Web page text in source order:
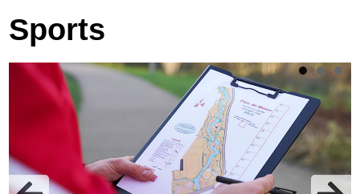
Economie
Services
Contacts
Sports